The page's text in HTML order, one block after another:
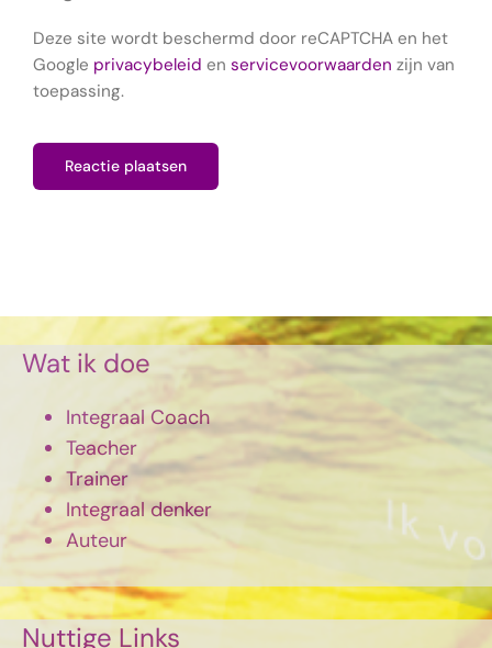
Deze site wordt beschermd door reCAPTCHA en het
Google privacybeleid en servicevoorwaarden zijn van
toepassing.
Wat ik doe
Integraal Coach
Teacher
Trainer
Integraal denker
Auteur
Nuttige Links